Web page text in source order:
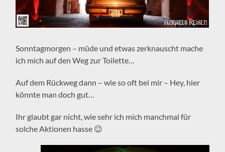
Sonntagmorgen – müde und etwas zerknauscht mache
ich mich auf den Weg zur Toilette…
Auf dem Rückweg dann – wie so oft bei mir – Hey, hier
könnte man doch gut…
Ihr glaubt gar nicht, wie sehr ich mich manchmal für
solche Aktionen hasse 😉